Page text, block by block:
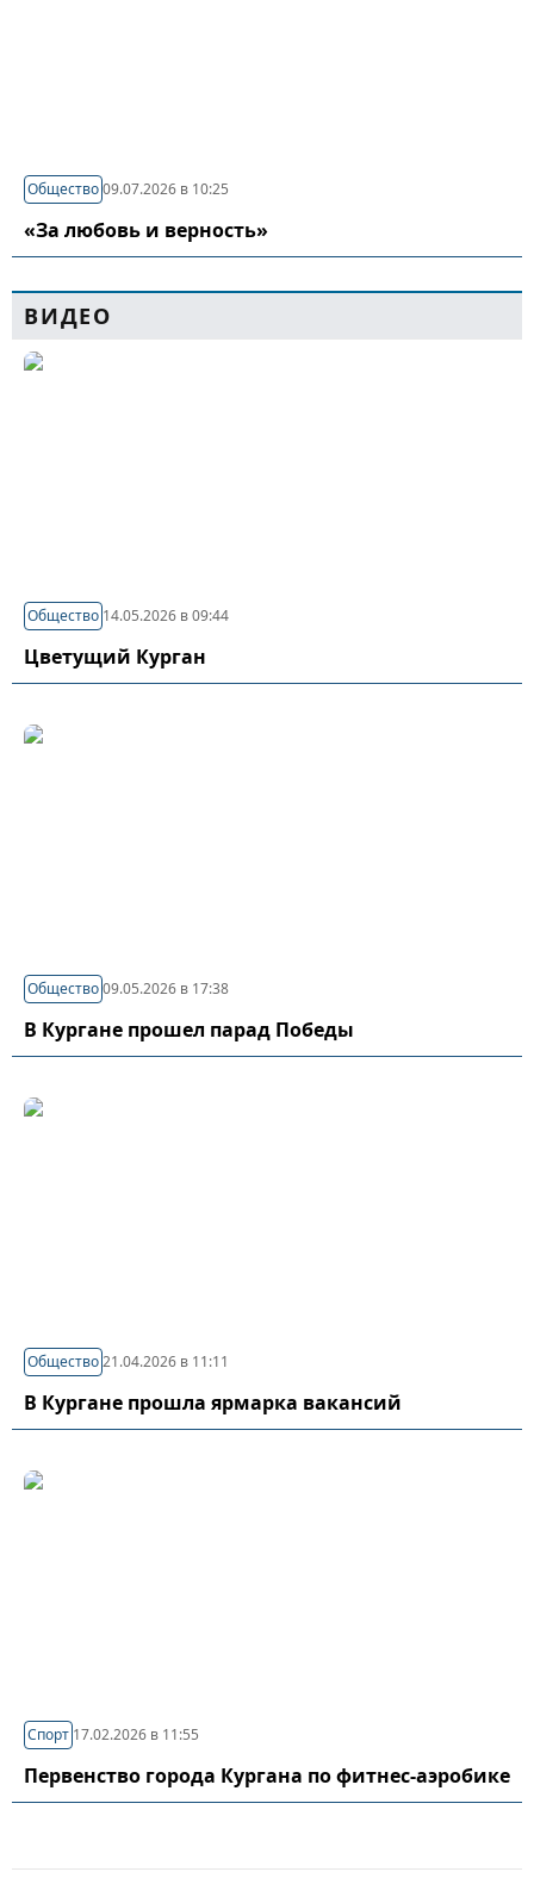
Общество09.07.2026 в 10:25
«За любовь и верность»
ВИДЕО
Общество 14.05.2026 в 09:44
Цветущий Курган
Общество09.05.2026 в 17:38
В Кургане прошел парад Победы
Общество21.04.2026 в 11:11
В Кургане прошла ярмарка вакансий
Спорт 17.02.2026 в 11:55
Первенство города Кургана по фитнес-аэробике